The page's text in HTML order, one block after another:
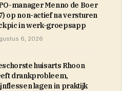
manager Menno de Boer
op non-actief na versturen
in werk-groepsapp
6, 2026
huisarts Rhoon
drankprobleem,
lagen in praktijk